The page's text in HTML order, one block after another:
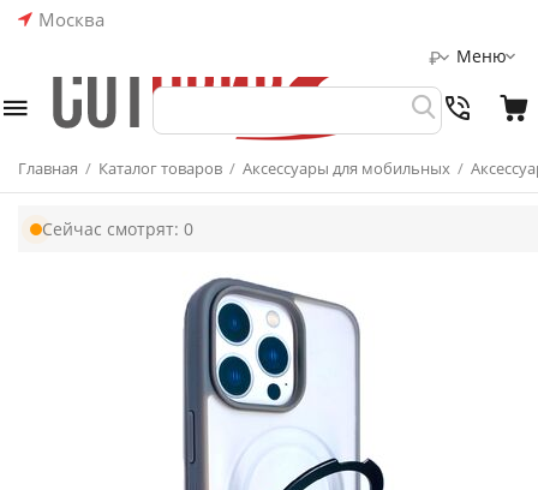
Москва
Меню
₽
Главная / Каталог товаров / Аксессуары для мобильных /
Сейчас смотрят: 0